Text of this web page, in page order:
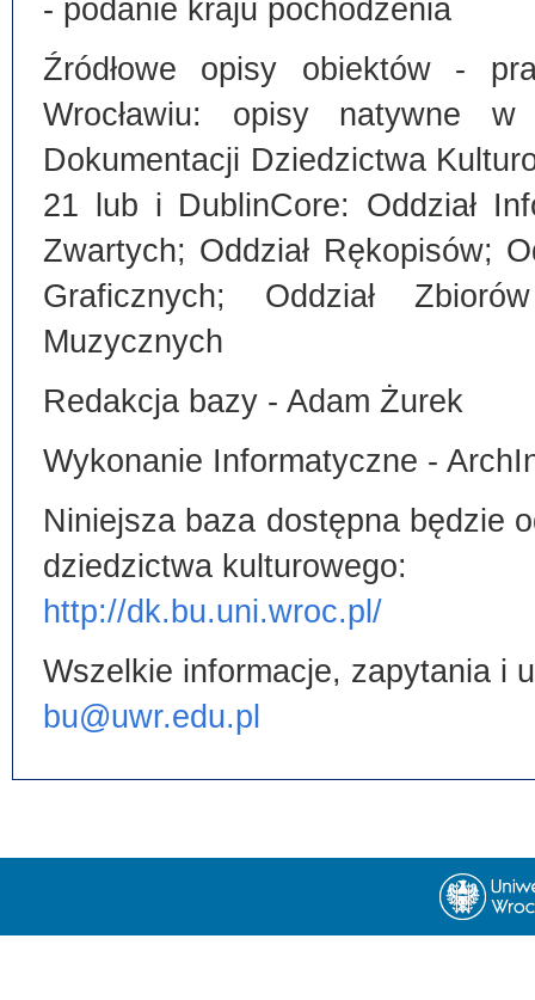
- podanie kraju pochodzenia
Źródłowe opisy obiektów -
Wrocławiu: opisy natywne
Dokumentacji Dziedzictwa
21 lub i DublinCore: Oddział
Zwartych; Oddział Rękopisów;
Graficznych; Oddział
Muzycznych
Redakcja bazy - Adam Żurek
Wykonanie Informatyczne -
Niniejsza baza dostępna będzie
dziedzictwa kulturowego:
http://dk.bu.uni.wroc.pl/
Wszelkie informacje, zapytania i
bu@uwr.edu.pl